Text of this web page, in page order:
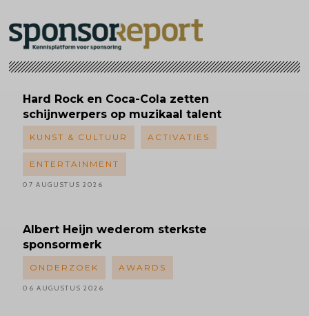
Hard Rock en Coca-Cola zetten
schijnwerpers op muzikaal talent
KUNST & CULTUUR ACTIVATIES
ENTERTAINMENT
07 AUGUSTUS 2026
Albert Heijn wederom sterkste
sponsormerk
ONDERZOEK AWARDS
06 AUGUSTUS 2026